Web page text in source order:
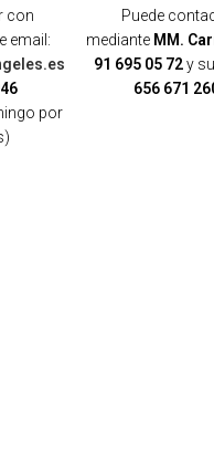
con
email:
por
Puede
medianteMM.
91 695 05 72y
656 671